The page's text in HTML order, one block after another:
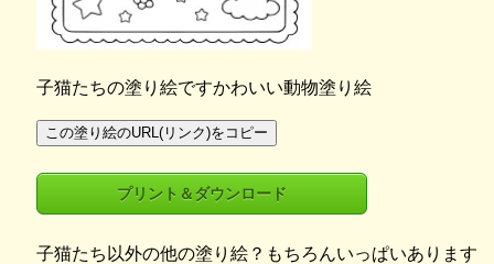
子猫たちの塗り絵ですかわいい動物塗り絵
この塗り絵のURL(リンク)をコピー
プリント＆ダウンロード
子猫たち以外の他の塗り絵？もちろんいっぱいあります